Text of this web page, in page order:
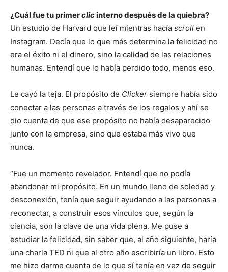
¿Cuál fue tu primerclicinterno después de la quiebra?
Un estudio de Harvard que leí mientras hacía scroll en
Instagram. Decía que lo que más determina la felicidad no
era el éxito ni el dinero, sino la calidad de las relaciones
humanas. Entendí que lo había perdido todo, menos eso.
Le cayó la teja. El propósito de Clicker siempre había sido
conectar a las personas a través de los regalos y ahí se
dio cuenta de que ese propósito no había desaparecido
junto con la empresa, sino que estaba más vivo que
nunca.
“Fue un momento revelador. Entendí que no podía
abandonar mi propósito. En un mundo lleno de soledad y
desconexión, tenía que seguir ayudando a las personas a
reconectar, a construir esos vínculos que, según la
ciencia, son la clave de una vida plena. Me puse a
estudiar la felicidad, sin saber que, al año siguiente, haría
una charla TED ni que al otro año escribiría un libro. Esto
me hizo darme cuenta de lo que sí tenía en vez de seguir